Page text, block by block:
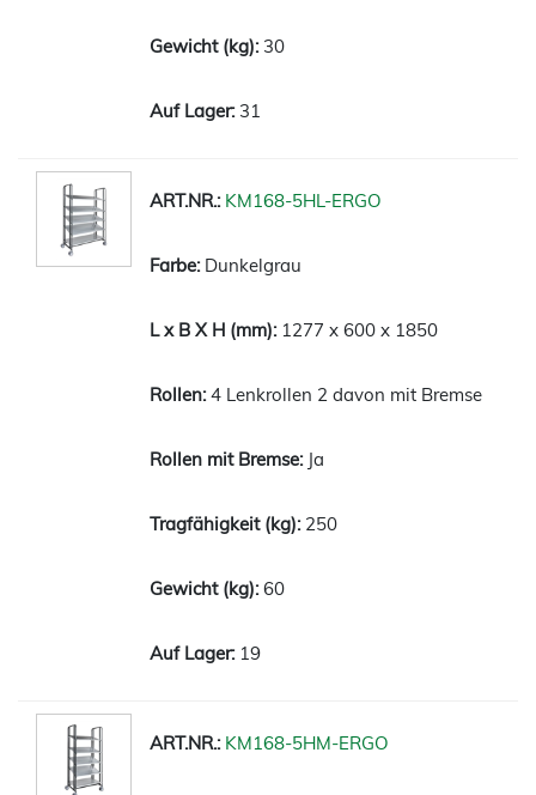
30
31
KM168-5HL-ERGO
Dunkelgrau
1277 x 600 x 1850
4 Lenkrollen 2 davon mit Bremse
Ja
250
60
19
KM168-5HM-ERGO